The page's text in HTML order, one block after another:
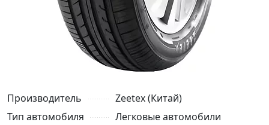
Производитель
Zeetex (Китай)
Тип автомобиля
Легковые автомобили